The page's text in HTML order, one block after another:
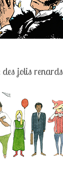
des jolis renards